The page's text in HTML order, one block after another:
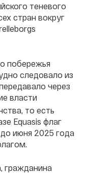
теневого
стран вокруг
побережья
следовало из
через
власти
то есть
Equasis флаг
до июня 2025 года
гражданина